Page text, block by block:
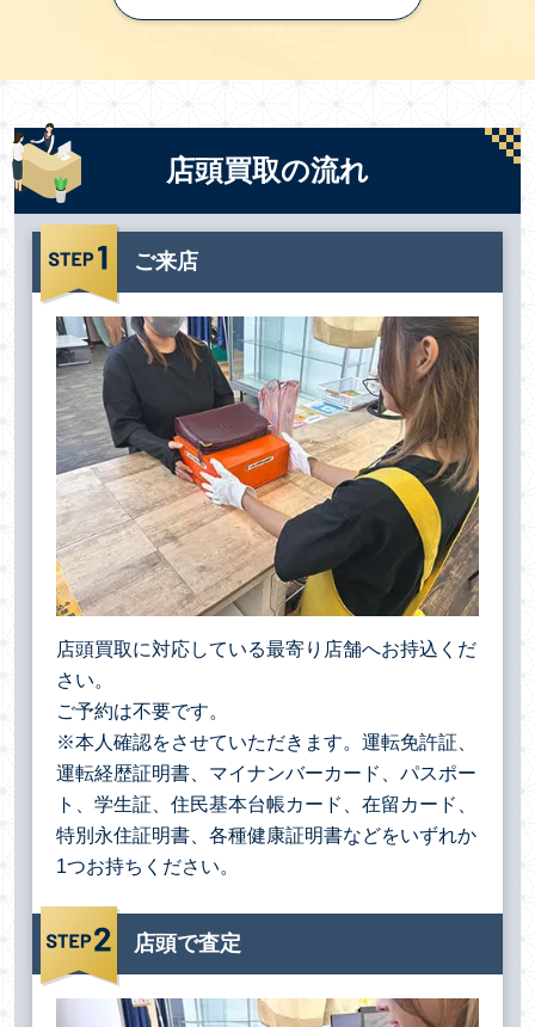
店頭買取の流れ
ご来店
店頭買取に対応している最寄り店舗へお持込くだ
さい。
ご予約は不要です。
※本人確認をさせていただきます。運転免許証、
運転経歴証明書、マイナンバーカード、パスポー
ト、学生証、住民基本台帳カード、在留カード、
特別永住証明書、各種健康証明書などをいずれか
1つお持ちください。
店頭で査定